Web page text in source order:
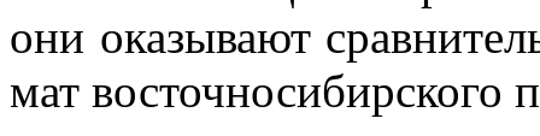
они оказывают
мат восточносибирского